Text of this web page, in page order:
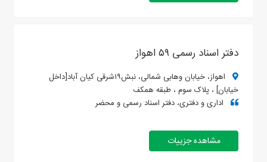
دفتر اسناد رسمی ۵۹ اهواز
اهواز، خیابان وهابی شمالی، نبش۱۹شرقی کیان آباد[داخل
خیابان] ، پلاک سوم ، طبقه همکف
اداری و دفتری، دفتر اسناد رسمی و محضر
مشاهده جزییات